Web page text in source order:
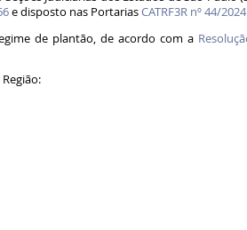
e disposto nas PortariasCATRF3R nº 44/2024
de plantão, de acordo com a